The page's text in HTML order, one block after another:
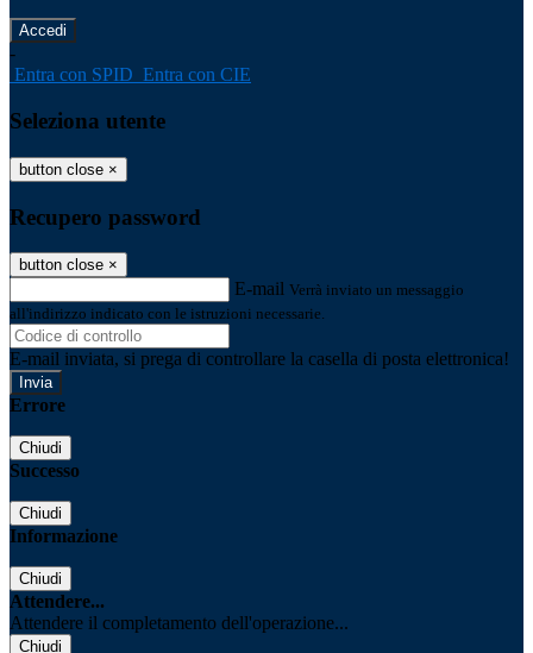
-
Entra con SPID Entra con CIE
Seleziona utente
button close ×
Recupero password
button close ×
E-mail Verrà inviato un messaggio
all'indirizzo indicato con le istruzioni necessarie.
E-mail inviata, si prega di controllare la casella di posta elettronica!
Errore
Chiudi
Successo
Chiudi
Informazione
Chiudi
Attendere...
Attendere il completamento dell'operazione...
Chiudi